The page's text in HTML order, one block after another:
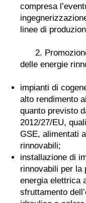
compresa
linee di
2.
delle energie
impianti di
alto rendimento
quanto previsto
2012/27/EU,
GSE, alimentati
rinnovabili;
installazione di
rinnovabili per la
energia elettrica
sfruttamento